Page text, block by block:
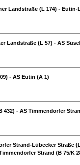
Landstraße (L 174) - Eutin-
Landstraße (L 57) - AS
- AS Eutin (A 1)
432) - AS Timmendorfer
Strand-Lübecker Straße
Strand (B 75/K